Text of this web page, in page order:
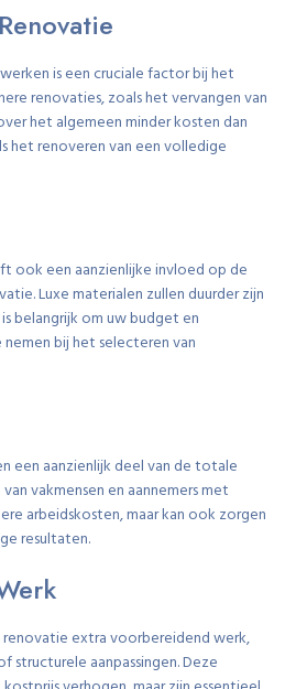
is een cruciale factor bij het
renovaties, zoals het vervangen van
het algemeen minder kosten dan
het renoveren van een volledige
ook een aanzienlijke invloed op de
Luxe materialen zullen duurder zijn
belangrijk om uw budget en
bij het selecteren van
een aanzienlijk deel van de totale
vakmensen en aannemers met
arbeidskosten, maar kan ook zorgen
resultaten.
renovatie extra voorbereidend werk,
structurele aanpassingen. Deze